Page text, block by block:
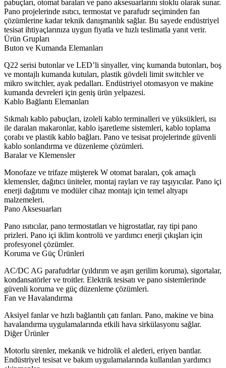
pabuçları, otomat baraları ve pano aksesuarlarını stoklu olarak sunar.
Pano projelerinde ısıtıcı, termostat ve parafudr seçiminden fan
çözümlerine kadar teknik danışmanlık sağlar. Bu sayede endüstriyel
tesisat ihtiyaçlarınıza uygun fiyatla ve hızlı teslimatla yanıt verir.
Ürün Grupları
Buton ve Kumanda Elemanları
Q22 serisi butonlar ve LED’li sinyaller, vinç kumanda butonları, boş
ve montajlı kumanda kutuları, plastik gövdeli limit switchler ve
mikro switchler, ayak pedalları. Endüstriyel otomasyon ve makine
kumanda devreleri için geniş ürün yelpazesi.
Kablo Bağlantı Elemanları
Sıkmalı kablo pabuçları, izoleli kablo terminalleri ve yüksükleri, ısı
ile daralan makaronlar, kablo işaretleme sistemleri, kablo toplama
çorabı ve plastik kablo bağları. Pano ve tesisat projelerinde güvenli
kablo sonlandırma ve düzenleme çözümleri.
Baralar ve Klemensler
Monofaze ve trifaze müşterek W otomat baraları, çok amaçlı
klemensler, dağıtıcı üniteler, montaj rayları ve ray taşıyıcılar. Pano içi
enerji dağıtımı ve modüler cihaz montajı için temel altyapı
malzemeleri.
Pano Aksesuarları
Pano ısıtıcılar, pano termostatları ve higrostatlar, ray tipi pano
prizleri. Pano içi iklim kontrolü ve yardımcı enerji çıkışları için
profesyonel çözümler.
Koruma ve Güç Ürünleri
AC/DC AG parafudrlar (yıldırım ve aşırı gerilim koruma), sigortalar,
kondansatörler ve troitler. Elektrik tesisatı ve pano sistemlerinde
güvenli koruma ve güç düzenleme çözümleri.
Fan ve Havalandırma
Aksiyel fanlar ve hızlı bağlantılı çatı fanları. Pano, makine ve bina
havalandırma uygulamalarında etkili hava sirkülasyonu sağlar.
Diğer Ürünler
Motorlu sirenler, mekanik ve hidrolik el aletleri, eriyen bantlar.
Endüstriyel tesisat ve bakım uygulamalarında kullanılan yardımcı